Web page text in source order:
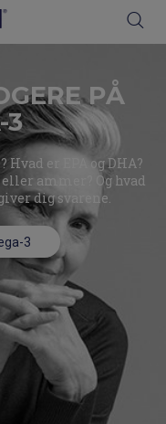
PÅ
3​
er EPA og DHA?
ammer? Og hvad
dig svarene.
3